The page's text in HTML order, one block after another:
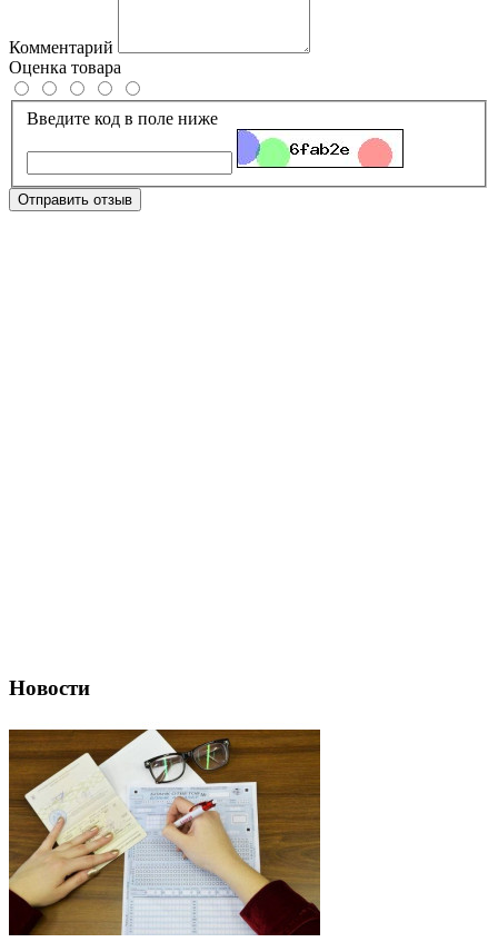
Комментарий
Оценка товара
Введите код в поле ниже
Отправить отзыв
Новости